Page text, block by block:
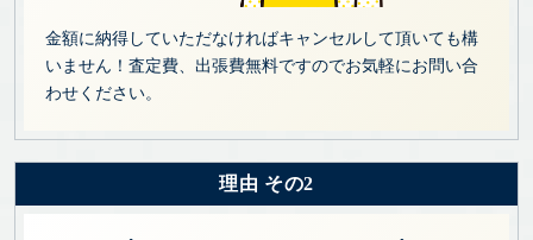
金額に納得していただなければキャンセルして頂いても構
いません！査定費、出張費無料ですのでお気軽にお問い合
わせください。
理由 その2